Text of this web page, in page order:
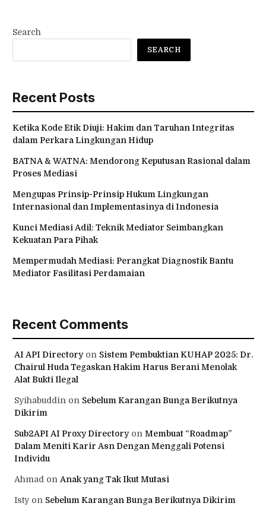
Search
SEARCH
Recent Posts
Ketika Kode Etik Diuji: Hakim dan Taruhan Integritas
dalam Perkara Lingkungan Hidup
BATNA & WATNA: Mendorong Keputusan Rasional dalam
Proses Mediasi
Mengupas Prinsip-Prinsip Hukum Lingkungan
Internasional dan Implementasinya di Indonesia
Kunci Mediasi Adil: Teknik Mediator Seimbangkan
Kekuatan Para Pihak
Mempermudah Mediasi: Perangkat Diagnostik Bantu
Mediator Fasilitasi Perdamaian
Recent Comments
AI API Directoryon Sistem Pembuktian KUHAP 2025: Dr.
Chairul Huda Tegaskan Hakim Harus Berani Menolak
Alat Bukti Ilegal
Syihabuddin on Sebelum Karangan Bunga Berikutnya
Dikirim
Sub2API AI Proxy Directoryon Membuat “Roadmap”
Dalam Meniti Karir Asn Dengan Menggali Potensi
Individu
Ahmad on Anak yang Tak Ikut Mutasi
Istyon Sebelum Karangan Bunga Berikutnya Dikirim